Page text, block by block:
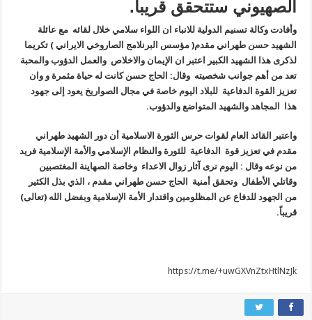
الصهيوني ستتحقق قريبا.
وأفادت وكالة تسنيم الدولية للانباء ان اللواء سلامي خلال لقائه مع عائلة
الشهيد حسن طهراني مقدم( مؤسس البرنلامج الصاروخي الايراني ) تكريما
لذكرى هذا الشهيد الكبير اعتبر ان الإيمان والاخلاص والعمل الدؤوب والمحبة
تعد من أهم جوانب شخصيته وقال: الحاج حسن كانت له حياة مثمرة و وان
تعزيز القوة الدفاعية للبلاد اليوم خاصة في مجال الصواريخ يعود إلى جهود
هذا المجاهد والشهيد المتواضع والدؤوب.
واعتبر القائد العام لقوات حرس الثورة الاسلامية أن دور الشهيد طهراني
مقدم في تعزيز قوة الدفاعية للثورة والنظام الإسلامي والأمة الإسلامية فريد
من نوعه وقال : اليوم نرى آثار زوال الاعداء وخاصة الصهاينة المغتصبين
وقاتلي الأطفال وتحقق أمنية الحاج حسن طهراني مقدم ، الذي بذل الكثير
من الجهود للدفاع عن المظلومين واقتدار الأمة الإسلامية وبفضل الله (تعالى)
قريباً.
https://t.me/+uwGXVnZtxHtlNzJk